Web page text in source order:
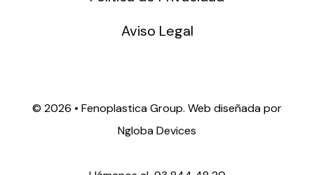
Aviso Legal
© 2026 • Fenoplastica Group. Web diseñada por
Ngloba Devices